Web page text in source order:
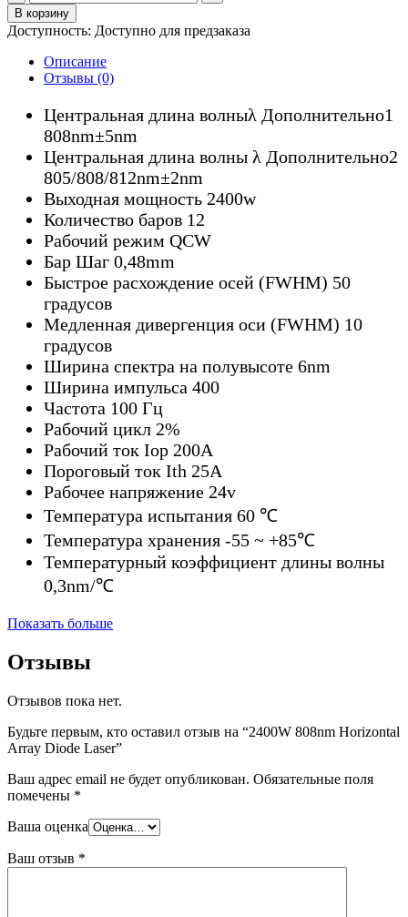
товара
2400W
808nm
Horizontal
Array
Diode
Laser
В корзину
Доступность: Доступно для предзаказа
Описание
Отзывы (0)
Центральная длина волныλ Дополнительно1
808nm±5nm
Центральная длина волны λ Дополнительно2
805/808/812nm±2nm
Выходная мощность 2400w
Количество баров 12
Рабочий режим QCW
Бар Шаг 0,48mm
Быстрое расхождение осей (FWHM) 50
градусов
Медленная дивергенция оси (FWHM) 10
градусов
Ширина спектра на полувысоте 6nm
Ширина импульса 400
Частота 100 Гц
Рабочий цикл 2%
Рабочий ток Iop 200А
Пороговый ток Ith 25А
Рабочее напряжение 24v
Температура испытания 60 ℃
Температура хранения -55 ~ +85℃
Температурный коэффициент длины волны
0,3nm/℃
Показать больше
Отзывы
Отзывов пока нет.
Будьте первым, кто оставил отзыв на “2400W 808nm Horizontal
Array Diode Laser”
Ваш адрес email не будет опубликован. Обязательные поля
помечены *
Ваша оценка
Ваш отзыв *